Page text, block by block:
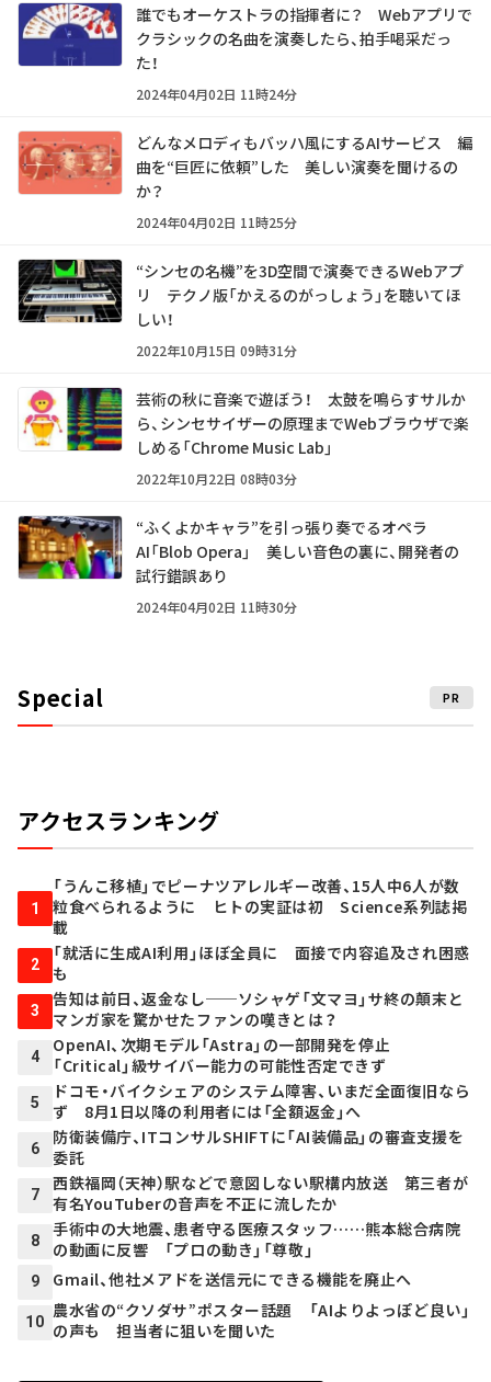
誰でもオーケストラの指揮者に？ Webアプリで
クラシックの名曲を演奏したら、拍手喝采だっ
た！
2024年04月02日 11時24分
どんなメロディもバッハ風にするAIサービス 編
曲を“巨匠に依頼”した 美しい演奏を聞けるの
か？
2024年04月02日 11時25分
“シンセの名機”を3D空間で演奏できるWebアプ
リ テクノ版「かえるのがっしょう」を聴いてほ
しい！
2022年10月15日 09時31分
芸術の秋に音楽で遊ぼう！ 太鼓を鳴らすサルか
ら、シンセサイザーの原理までWebブラウザで楽
しめる「Chrome Music Lab」
2022年10月22日 08時03分
“ふくよかキャラ”を引っ張り奏でるオペラ
AI「Blob Opera」 美しい音色の裏に、開発者の
試行錯誤あり
2024年04月02日 11時30分
Special PR
アクセスランキング
1
「うんこ移植」でピーナツアレルギー改善、15人中6人が数
粒食べられるように ヒトの実証は初 Science系列誌掲
載
2
「就活に生成AI利用」ほぼ全員に 面接で内容追及され困惑
も
3
告知は前日、返金なし──ソシャゲ「文マヨ」サ終の顛末と
マンガ家を驚かせたファンの嘆きとは？
4
OpenAI、次期モデル「Astra」の一部開発を停止
「Critical」級サイバー能力の可能性否定できず
5
ドコモ・バイクシェアのシステム障害、いまだ全面復旧なら
ず 8月1日以降の利用者には「全額返金」へ
6
防衛装備庁、ITコンサルSHIFTに「AI装備品」の審査支援を
委託
7
西鉄福岡（天神）駅などで意図しない駅構内放送 第三者が
有名YouTuberの音声を不正に流したか
8
手術中の大地震、患者守る医療スタッフ……熊本総合病院
の動画に反響 「プロの動き」「尊敬」
9 Gmail、他社メアドを送信元にできる機能を廃止へ
10
農水省の“クソダサ”ポスター話題 「AIよりよっぽど良い」
の声も 担当者に狙いを聞いた